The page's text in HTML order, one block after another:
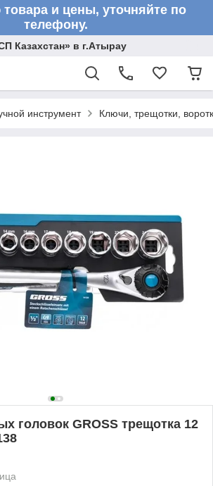
и цены, уточняйте по
телефону.
Казахстан» в г.Атырау
инструмент Ключи, трещотки,
головок GROSS трещотка 12